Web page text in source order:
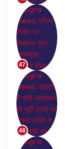
47
48